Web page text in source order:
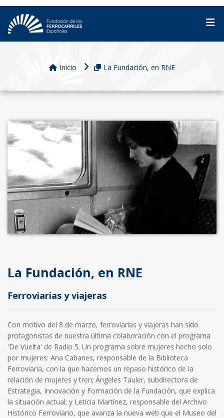
Inicio La Fundación, en RNE
La Fundación, en RNE
Ferroviarias y viajeras
Con motivo del 8 de marzo, ferroviarias y viajeras han sido
protagonistas de nuestra última colaboración con el programa
'De Vuelta' de Radio 5. Un programa sobre mujeres hecho solo
por mujeres: Ana Cabanes, responsable de la Biblioteca
Ferroviaria, con la que hacemos un repaso histórico de la
relación de mujeres y tren; Ángeles Tauler, subdirectora de
Estrategia, Innovación y Formación de la Fundación, que explica
la situación actual; y Leticia Martínez, responsable del Archivo
Histórico Ferroviario, que avanza la nueva web que el Museo del